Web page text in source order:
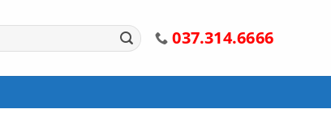
037.314.6666